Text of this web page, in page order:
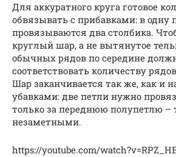
Для аккуратного круга готовое
обвязывать с прибавками: в одну
провязываются два столбика.
круглый шар, а не вытянутое
обычных рядов по середине
соответствовать количеству
Шар заканчивается так же, как и
убавками: две петли нужно
только за переднюю полупетлю –
незаметными.
https://youtube.com/